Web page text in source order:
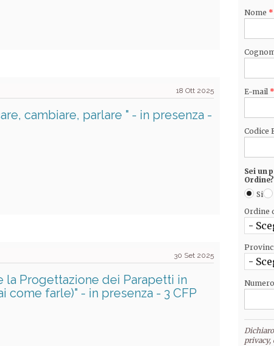
18 Ott 2025
cambiare, parlare " - in presenza -
30 Set 2025
la Progettazione dei Parapetti in
come farle)" - in presenza - 3 CFP
Nome *
E-mail *
Codice
Sei un
Ordine?
Si
Ordine
-
-
privacy,